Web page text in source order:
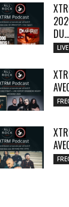
DU...